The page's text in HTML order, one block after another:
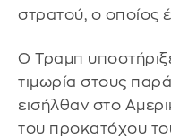
στρατού, ο οποίος
Ο Τραμπ
τιμωρία στους
εισήλθαν στο
του προκατόχου